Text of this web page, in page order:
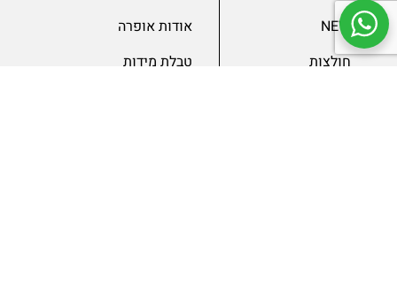
NEW
חולצות
אודות אופרה
טבלת מידות